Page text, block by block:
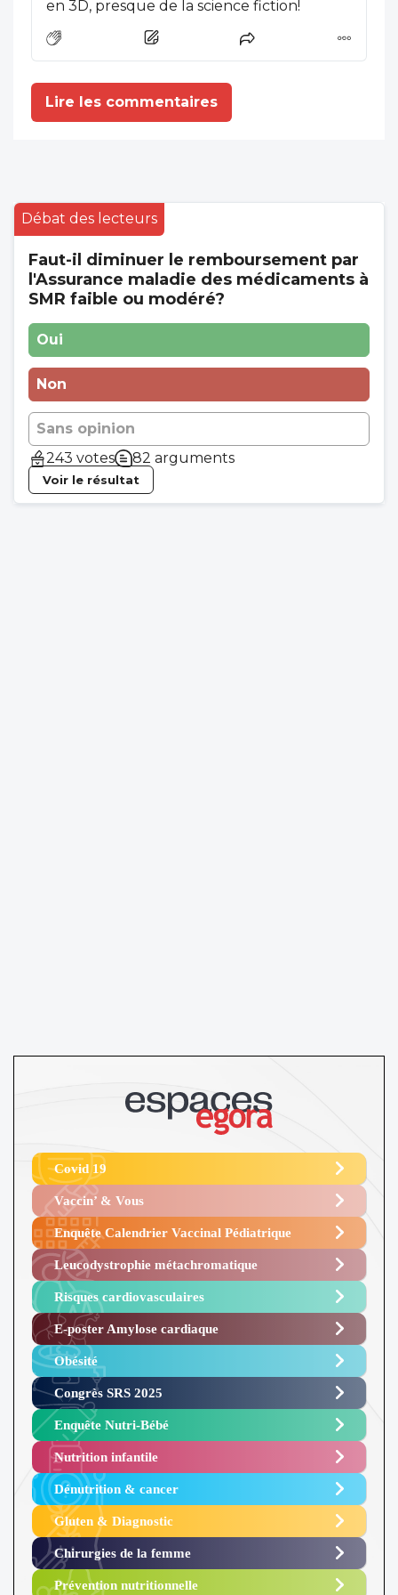
protection, de régulation sudorale et
thermique et de "retour sensoriel"....
en 3D, presque de la science fiction!
Lire les commentaires
Débat des lecteurs
Faut-il diminuer le remboursement par
l'Assurance maladie des médicaments à
SMR faible ou modéré?
Oui
Non
Sans opinion
243 votes
82 arguments
Voir le résultat
Covid 19
Vaccin’ & Vous
Enquête Calendrier Vaccinal Pédiatrique
Leucodystrophie métachromatique
Risques cardiovasculaires
E-poster Amylose cardiaque ​
Obésité ​
Congrès SRS 2025 ​
Enquête Nutri-Bébé ​
Nutrition infantile
Dénutrition & cancer
Gluten & Diagnostic
Chirurgies de la femme
Prévention nutritionnelle